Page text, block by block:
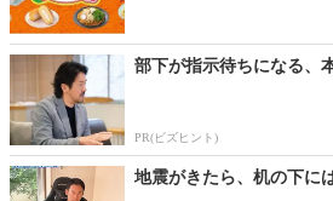
部下が指示待ちになる、
PR(ビズヒント)
地震がきたら、机の下に